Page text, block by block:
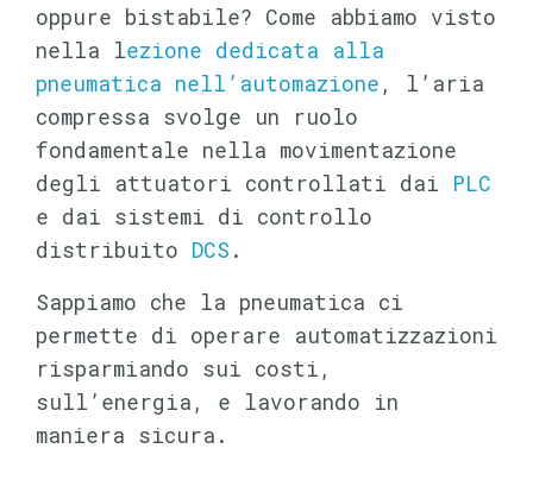
oppure bistabile? Come abbiamo visto
nella lezione dedicata alla
pneumatica nell’automazione , l’aria
compressa svolge un ruolo
fondamentale nella movimentazione
degli attuatori controllati dai PLC
e dai sistemi di controllo
distribuito DCS .
Sappiamo che la pneumatica ci
permette di operare automatizzazioni
risparmiando sui costi,
sull’energia, e lavorando in
maniera sicura.